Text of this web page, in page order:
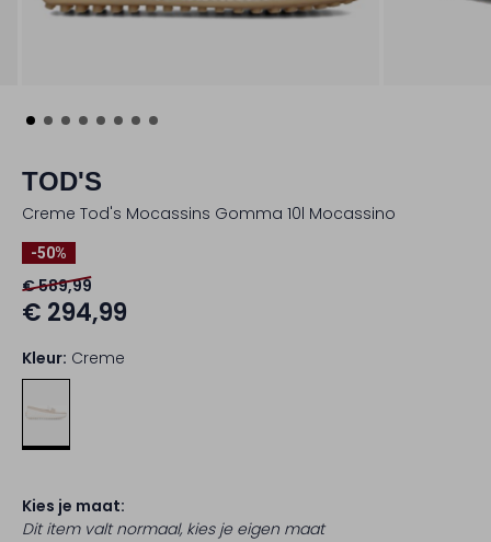
TOD'S
Creme Tod's Mocassins Gomma 10l Mocassino
-50%
€ 589,99
€ 294,99
Kleur: Creme
Kies je maat:
Dit item valt normaal, kies je eigen maat